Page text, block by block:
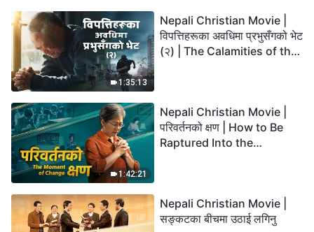
1:35:13
Nepali Christian Movie |
विपत्तिहरूका अवधिमा प्रभुसँगको भेट
(२) | The Calamities of the
1:42:21
Nepali Christian Movie |
परिवर्तनको क्षण | How to Be
Raptured Into the
Nepali Christian Movie |
सङ्कटका बीचमा उठाई लगिनु